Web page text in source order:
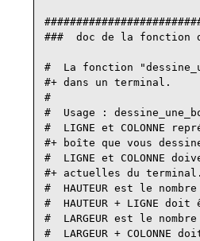
###  doc de la fonction
#  La fonction
#+ dans un terminal.
#
#  Usage : dessine_une_boite
#  LIGNE et COLONNE
#+ boîte que vous
#  LIGNE et COLONNE
#+ actuelles du terminal.
#  HAUTEUR est le
#  HAUTEUR + LIGNE
#  LARGEUR est le
#  LARGEUR +